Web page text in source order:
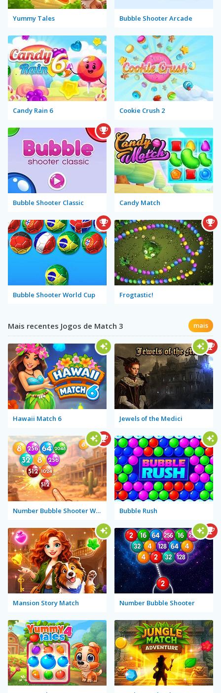
Yummy Tales Bubble Shooter Arcade
Candy Rain 6 Cookie Crush 2
Bubble Shooter Classic Candy Match
Bubble Shooter World Cup Frogtastic!
Mais recentes Jogos de Match 3 mais
Hawaii Match 6 Jewels of the Medici
Number Bubble Shooter Wild West Bubble Rush
Mansion Story Match Number Bubble Shooter